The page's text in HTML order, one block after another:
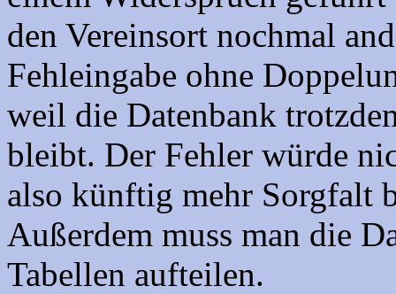
den Vereinsort nochmal
Fehleingabe ohne
weil die Datenbank
bleibt. Der Fehler würde
also künftig mehr Sorgfalt
Außerdem muss man die
Tabellen aufteilen.